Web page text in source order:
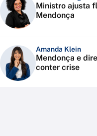
Ministro ajusta
Mendonça
Amanda Klein
Mendonça e
conter crise